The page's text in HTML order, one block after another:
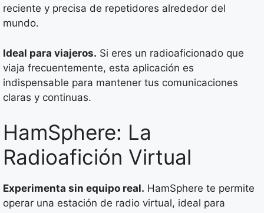
reciente y precisa de repetidores alrededor del
mundo.
Ideal para viajeros. Si eres un radioaficionado que
viaja frecuentemente, esta aplicación es
indispensable para mantener tus comunicaciones
claras y continuas.
HamSphere: La
Radioafición Virtual
Experimenta sin equipo real. HamSphere te permite
operar una estación de radio virtual, ideal para